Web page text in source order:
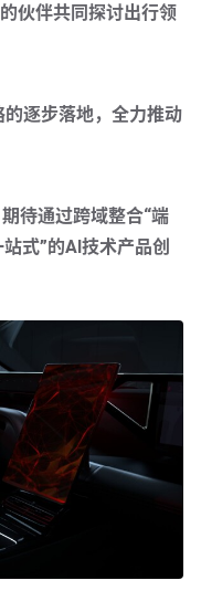
的伙伴共同探讨出行领
的逐步落地，全力推动
期待通过跨域整合“端
式”的AI技术产品创